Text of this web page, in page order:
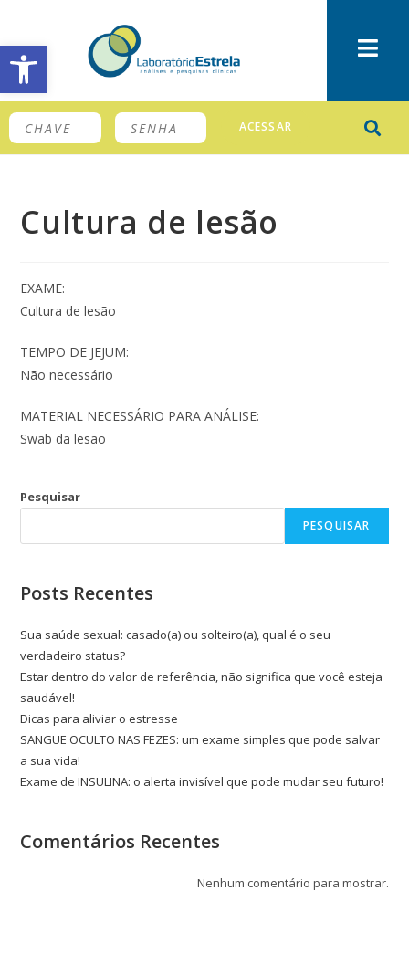
Barra de Ferramentas Aberta
ACESSAR
Cultura de lesão
EXAME:
Cultura de lesão
TEMPO DE JEJUM:
Não necessário
MATERIAL NECESSÁRIO PARA ANÁLISE:
Swab da lesão
Pesquisar
PESQUISAR
Posts Recentes
Sua saúde sexual: casado(a) ou solteiro(a), qual é o seu
verdadeiro status?
Estar dentro do valor de referência, não significa que você esteja
saudável!
Dicas para aliviar o estresse
SANGUE OCULTO NAS FEZES: um exame simples que pode salvar
a sua vida!
Exame de INSULINA: o alerta invisível que pode mudar seu futuro!
Comentários Recentes
Nenhum comentário para mostrar.